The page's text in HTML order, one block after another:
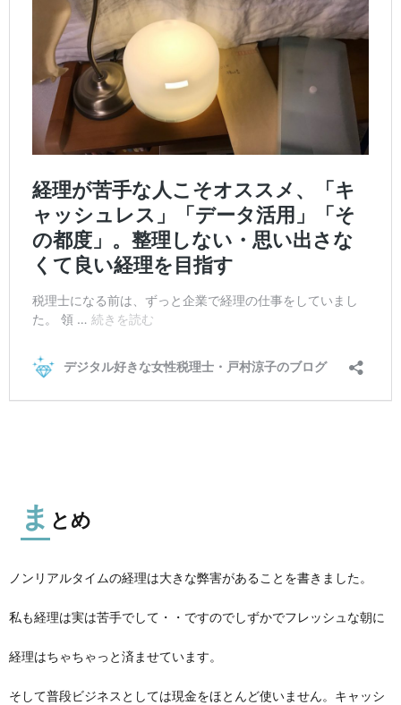
ま とめ
ノンリアルタイムの経理は大きな弊害があることを書きました。
私も経理は実は苦手でして・・ですのでしずかでフレッシュな朝に
経理はちゃちゃっと済ませています。
そして普段ビジネスとしては現金をほとんど使いません。キャッシ